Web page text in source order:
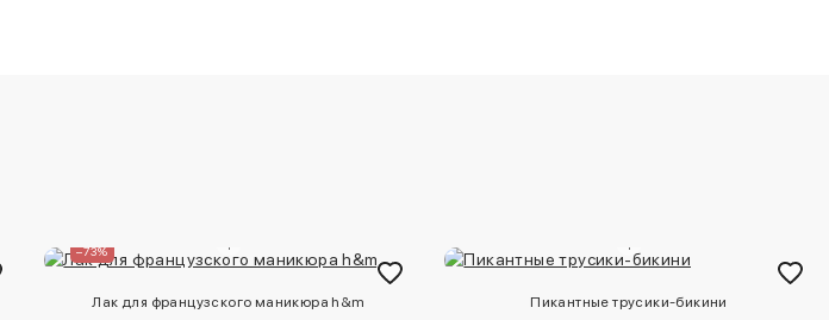
–73%
Лак для французского маникюра h&m Пикантные трусики-бикини